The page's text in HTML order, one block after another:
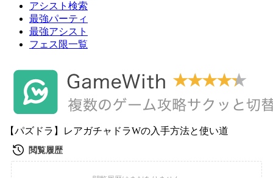
アシスト検索
最強パーティ
最強アシスト
フェス限一覧
【パズドラ】レアガチャドラWの入手方法と使い道